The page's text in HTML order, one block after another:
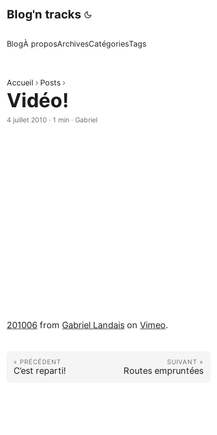
Blog'n tracks
BlogÀ proposArchivesCatégoriesTags
Accueil Posts
Vidéo!
4 juillet 2010 · 1 min · Gabriel
201006 from Gabriel Landais on Vimeo.
« PRÉCÉDENT
C’est reparti!
SUIVANT »
Routes empruntées